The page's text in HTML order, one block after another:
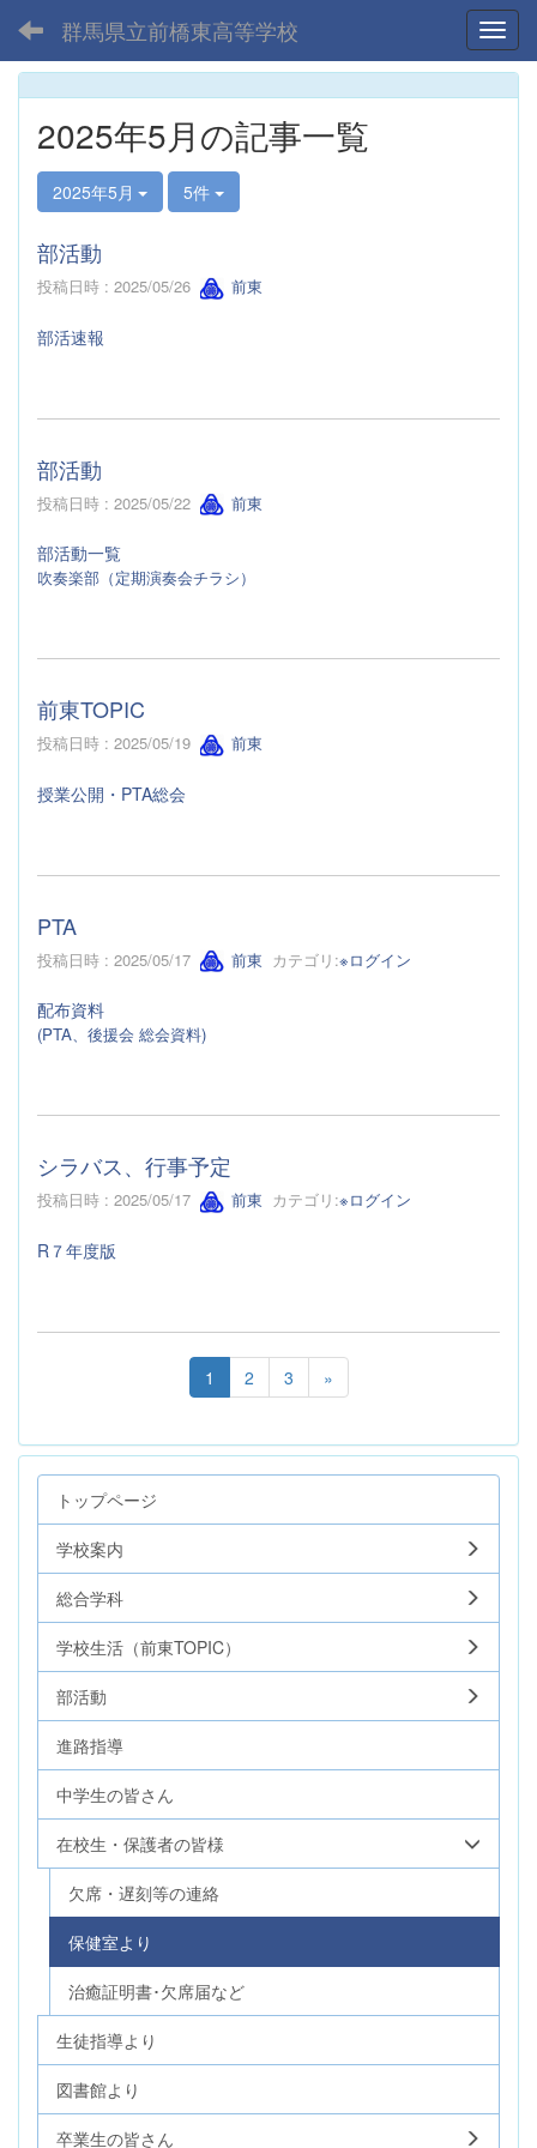
群馬県立前橋東高等学校
2025年5月の記事一覧
2025年5月 5件
部活動
投稿日時 : 2025/05/26 前東
部活速報
部活動
投稿日時 : 2025/05/22 前東
部活動一覧
吹奏楽部（定期演奏会チラシ）
前東TOPIC
投稿日時 : 2025/05/19 前東
授業公開・PTA総会
PTA
投稿日時 : 2025/05/17 前東 カテゴリ:※ログイン
配布資料
(PTA、後援会 総会資料)
シラバス、行事予定
投稿日時 : 2025/05/17 前東 カテゴリ:※ログイン
R７年度版
1 2 3 »
トップページ
学校案内
総合学科
学校生活（前東TOPIC）
部活動
進路指導
中学生の皆さん
在校生・保護者の皆様
欠席・遅刻等の連絡
保健室より
治癒証明書･欠席届など
生徒指導より
図書館より
卒業生の皆さん